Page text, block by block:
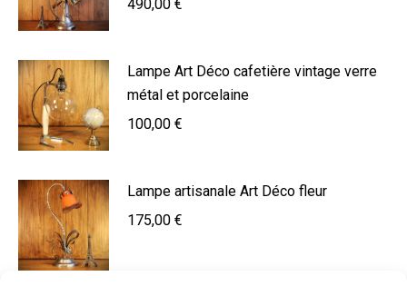
490,00 €
Lampe Art Déco cafetière vintage verre
métal et porcelaine
100,00 €
Lampe artisanale Art Déco fleur
175,00 €